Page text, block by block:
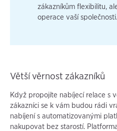
zákazníkům flexibilitu,
operace vaší společnosti.
Větší věrnost zákazníků
Když propojíte nabíjecí relace s
zákazníci se k vám budou rádi
nabíjení s automatizovanými
nakupovat bez starostí.